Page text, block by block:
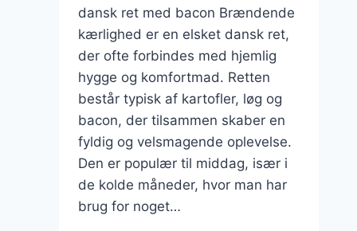
dansk ret med bacon Brændende
kærlighed er en elsket dansk ret,
der ofte forbindes med hjemlig
hygge og komfortmad. Retten
består typisk af kartofler, løg og
bacon, der tilsammen skaber en
fyldig og velsmagende oplevelse.
Den er populær til middag, især i
de kolde måneder, hvor man har
brug for noget…